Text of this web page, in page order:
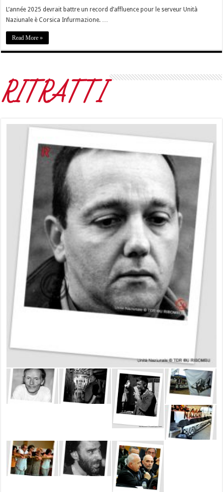
L’année 2025 devrait battre un record d’affluence pour le serveur Unità
Naziunale è Corsica Infurmazione. …
Read More »
RITRATTI